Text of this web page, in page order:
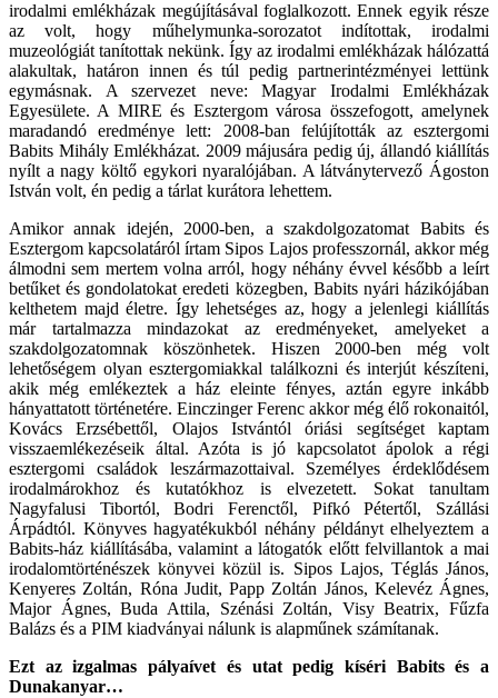
irodalmi emlékházak megújításával foglalkozott. Ennek egyik része
az volt, hogy műhelymunka-sorozatot indítottak, irodalmi
muzeológiát tanítottak nekünk. Így az irodalmi emlékházak hálózattá
alakultak, határon innen és túl pedig partnerintézményei lettünk
egymásnak. A szervezet neve: Magyar Irodalmi Emlékházak
Egyesülete. A MIRE és Esztergom városa összefogott, amelynek
maradandó eredménye lett: 2008-ban felújították az esztergomi
Babits Mihály Emlékházat. 2009 májusára pedig új, állandó kiállítás
nyílt a nagy költő egykori nyaralójában. A látványtervező Ágoston
István volt, én pedig a tárlat kurátora lehettem.
Amikor annak idején, 2000-ben, a szakdolgozatomat Babits és
Esztergom kapcsolatáról írtam Sipos Lajos professzornál, akkor még
álmodni sem mertem volna arról, hogy néhány évvel később a leírt
betűket és gondolatokat eredeti közegben, Babits nyári házikójában
kelthetem majd életre. Így lehetséges az, hogy a jelenlegi kiállítás
már tartalmazza mindazokat az eredményeket, amelyeket a
szakdolgozatomnak köszönhetek. Hiszen 2000-ben még volt
lehetőségem olyan esztergomiakkal találkozni és interjút készíteni,
akik még emlékeztek a ház eleinte fényes, aztán egyre inkább
hányattatott történetére. Einczinger Ferenc akkor még élő rokonaitól,
Kovács Erzsébettől, Olajos Istvántól óriási segítséget kaptam
visszaemlékezéseik által. Azóta is jó kapcsolatot ápolok a régi
esztergomi családok leszármazottaival. Személyes érdeklődésem
irodalmárokhoz és kutatókhoz is elvezetett. Sokat tanultam
Nagyfalusi Tibortól, Bodri Ferenctől, Pifkó Pétertől, Szállási
Árpádtól. Könyves hagyatékukból néhány példányt elhelyeztem a
Babits-ház kiállításába, valamint a látogatók előtt felvillantok a mai
irodalomtörténészek könyvei közül is. Sipos Lajos, Téglás János,
Kenyeres Zoltán, Róna Judit, Papp Zoltán János, Kelevéz Ágnes,
Major Ágnes, Buda Attila, Szénási Zoltán, Visy Beatrix, Fűzfa
Balázs és a PIM kiadványai nálunk is alapműnek számítanak.
Ezt az izgalmas pályaívet és utat pedig kíséri Babits és a
Dunakanyar…